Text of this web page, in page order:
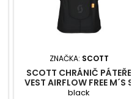
ZNAČKA: SCOTT
SCOTT CHRÁNIČ PÁTEŘE
VEST AIRFLOW FREE M´S S
black